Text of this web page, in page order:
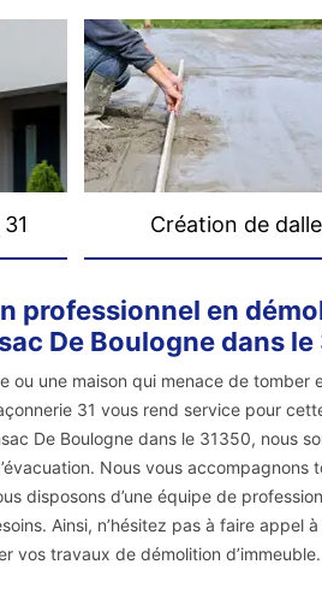
Création de
professionnel en
De Boulogne dans
ou une maison qui menace de tomber
31 vous rend service pour
De Boulogne dans le 31350, nous
Nous vous accompagnons
disposons d’une équipe de
Ainsi, n’hésitez pas à faire appel
vos travaux de démolition d’immeuble.